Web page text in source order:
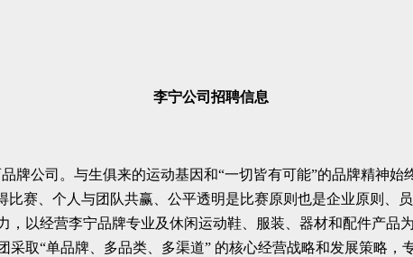
李宁公司招聘信息
牌公司。与生俱来的运动基因和“一切皆有可能”的品牌精神
赛、个人与团队共赢、公平透明是比赛原则也是企业原则、
以经营李宁品牌专业及休闲运动鞋、服装、器材和配件产品
取“单品牌、多品类、多渠道” 的核心经营战略和发展策略，